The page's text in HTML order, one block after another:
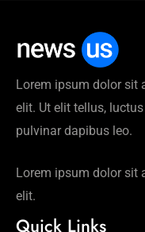
Lorem ipsum dolor sit
elit. Ut elit tellus,
pulvinar dapibus leo.
Lorem ipsum dolor sit
elit.
Quick Links